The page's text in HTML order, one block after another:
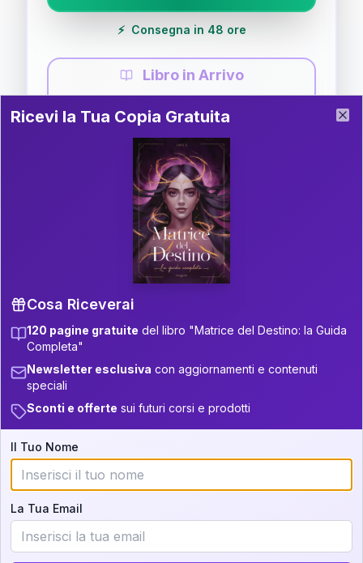
⚡ Consegna in 48 ore
Libro in Arrivo
Guida completa di Coppia
Il libro è in fase di scrittura. Iscriviti alla newsletter
per ricevere aggiornamenti!
P.S. Interpretazione parziale
gratuita
Scorri più in basso per vedere
un'interpretazione parziale gratuita della tua
Iscriviti alla newsletter per ricevere
aggiornamenti quando sarà disponibile.
Cosa scoprirete nella vostra
interpretazione:
💕 Come rafforzare la vostra unione
Ricevi la Tua Copia Gratuita del Libro
Ricevi la Tua Copia Gratuita
Cosa Riceverai
120 pagine gratuite del libro "Matrice del Destino: la Guida
Completa"
Newsletter esclusiva con aggiornamenti e contenuti
speciali
Sconti e offerte sui futuri corsi e prodotti
Il Tuo Nome
La Tua Email